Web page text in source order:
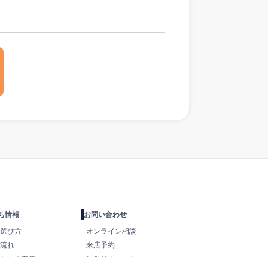
情報
び方
れ
お問い合わせ
オンライン相談
来店予約